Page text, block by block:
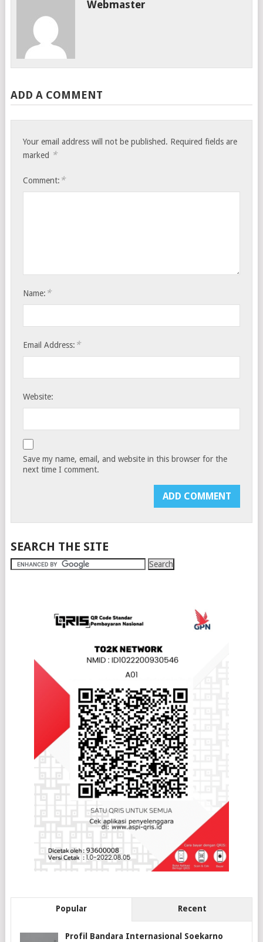
Webmaster
ADD A COMMENT
Your email address will not be published. Required fields are
marked *
Comment: *
Name: *
Email Address: *
Website:
Save my name, email, and website in this browser for the
next time I comment.
SEARCH THE SITE
Popular Recent
Profil Bandara Internasional Soekarno